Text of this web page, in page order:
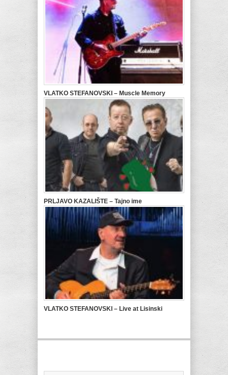
VLATKO STEFANOVSKI – Muscle Memory
PRLJAVO KAZALIŠTE – Tajno ime
VLATKO STEFANOVSKI – Live at Lisinski